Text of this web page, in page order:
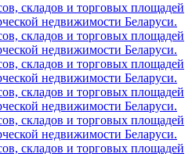
складов и торговых площадей
недвижимости Беларуси.
складов и торговых площадей
недвижимости Беларуси.
складов и торговых площадей
недвижимости Беларуси.
складов и торговых площадей
недвижимости Беларуси.
складов и торговых площадей
недвижимости Беларуси.
складов и торговых площадей